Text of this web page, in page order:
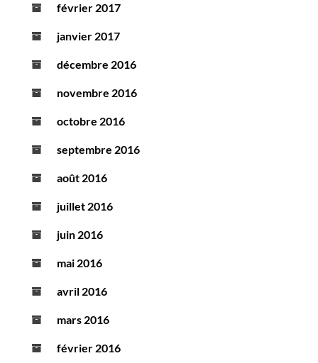
février 2017
janvier 2017
décembre 2016
novembre 2016
octobre 2016
septembre 2016
août 2016
juillet 2016
juin 2016
mai 2016
avril 2016
mars 2016
février 2016